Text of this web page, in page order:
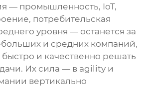
— промышленность, IoT,
потребительская
уровня — останется за
и средних компаний,
и качественно решать
Их сила — в agility и
вертикально